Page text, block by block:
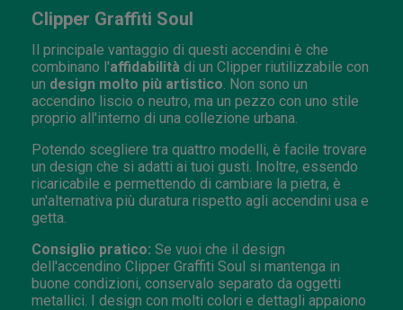
Clipper Graffiti Soul
Il principale vantaggio di questi accendini è che
combinano l'affidabilità di un Clipper riutilizzabile con
un design molto più artistico . Non sono un
accendino liscio o neutro, ma un pezzo con uno stile
proprio all'interno di una collezione urbana.
Potendo scegliere tra quattro modelli, è facile trovare
un design che si adatti ai tuoi gusti. Inoltre, essendo
ricaricabile e permettendo di cambiare la pietra, è
un'alternativa più duratura rispetto agli accendini usa e
getta.
Consiglio pratico: Se vuoi che il design
dell'accendino Clipper Graffiti Soul si mantenga in
buone condizioni, conservalo separato da oggetti
metallici. I design con molti colori e dettagli appaiono